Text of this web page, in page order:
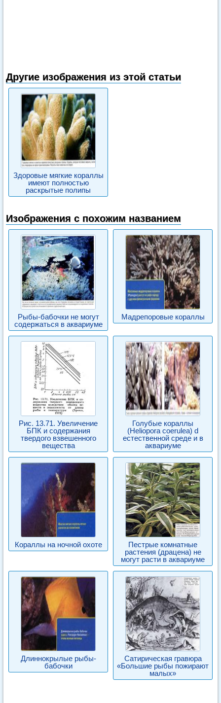
Другие изображения из этой статьи
Здоровые мягкие кораллы
имеют полностью
раскрытые полипы
Изображения с похожим названием
Рыбы-бабочки не могут
содержаться в аквариуме
Мадрепоровые кораллы
Рис. 13.71. Увеличение
БПК и содержания
твердого взвешенного
вещества
Голубые кораллы
(Heliopora coerulea) d
естественной среде и в
аквариуме
Кораллы на ночной охоте
Пестрые комнатные
растения (драцена) не
могут расти в аквариуме
Длиннокрылые рыбы-
бабочки
Сатирическая гравюра
«Большие рыбы пожирают
малых»